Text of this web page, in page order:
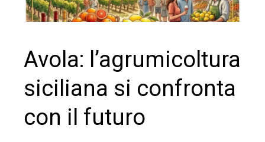
Avola: l’agrumicoltura
siciliana si confronta
con il futuro